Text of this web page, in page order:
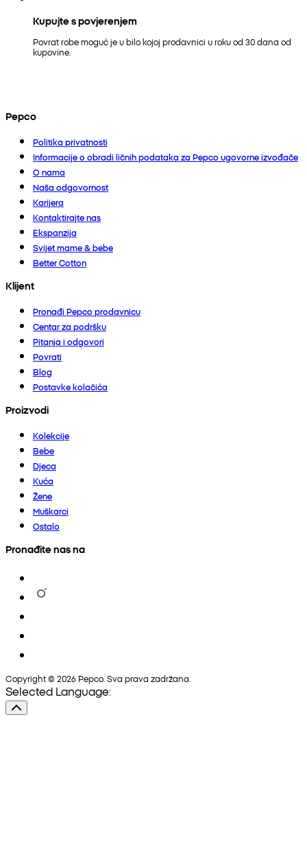
Kupujte s povjerenjem
Povrat robe moguć je u bilo kojoj prodavnici u roku od 30 dana od
kupovine.
Pepco
Politika privatnosti
Informacije o obradi ličnih podataka za Pepco ugovorne izvođače
O nama
Naša odgovornost
Karijera
Kontaktirajte nas
Ekspanzija
Svijet mame & bebe
Better Cotton
Klijent
Pronađi Pepco prodavnicu
Centar za podršku
Pitanja i odgovori
Povrati
Blog
Postavke kolačića
Proizvodi
Kolekcije
Bebe
Djeca
Kuća
Žene
Muškarci
Ostalo
Pronađite nas na
Copyright © 2026 Pepco. Sva prava zadržana.
Selected Language: